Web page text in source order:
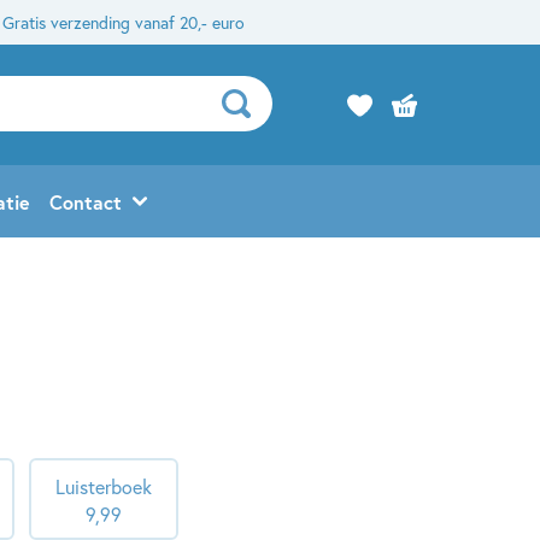
Gratis verzending vanaf 20,- euro
Contact
Luisterboek
999